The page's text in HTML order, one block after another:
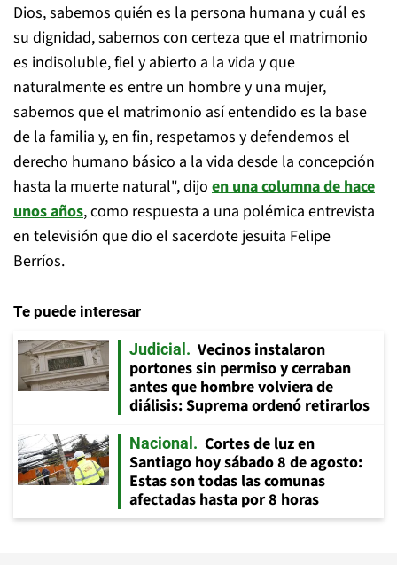
Dios, sabemos quién es la persona humana y cuál es
su dignidad, sabemos con certeza que el matrimonio
es indisoluble, fiel y abierto a la vida y que
naturalmente es entre un hombre y una mujer,
sabemos que el matrimonio así entendido es la base
de la familia y, en fin, respetamos y defendemos el
derecho humano básico a la vida desde la concepción
hasta la muerte natural", dijo en una columna de hace
unos años, como respuesta a una polémica entrevista
en televisión que dio el sacerdote jesuita Felipe
Berríos.
Te puede interesar
Judicial
Vecinos instalaron
portones sin permiso y cerraban
antes que hombre volviera de
diálisis: Suprema ordenó retirarlos
Nacional
Cortes de luz en
Santiago hoy sábado 8 de agosto:
Estas son todas las comunas
afectadas hasta por 8 horas